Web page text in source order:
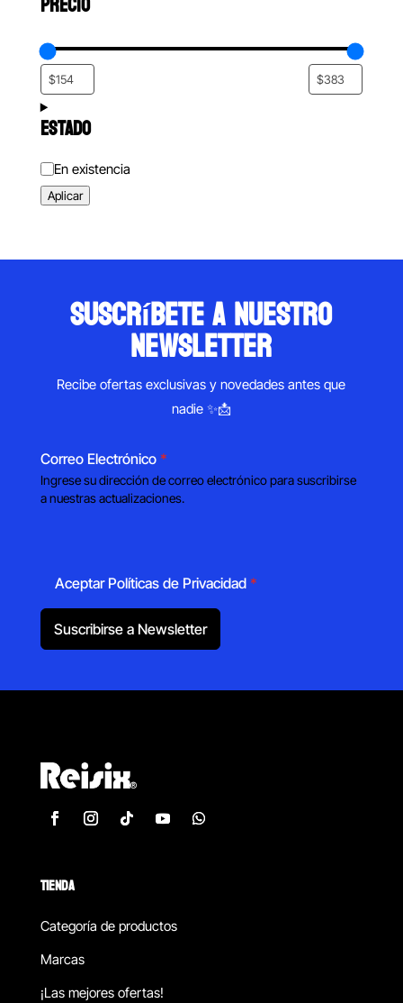
ESTADO
Estado
En existencia
Aplicar
suscríbete a nuestro
newsletter
Recibe ofertas exclusivas y novedades antes que
nadie ✨📩
Correo Electrónico *
Ingrese su dirección de correo electrónico para suscribirse
a nuestras actualizaciones.
Aceptar Políticas de Privacidad *
Suscribirse a Newsletter
TIENDA
Categoría de productos
Marcas
¡Las mejores ofertas!